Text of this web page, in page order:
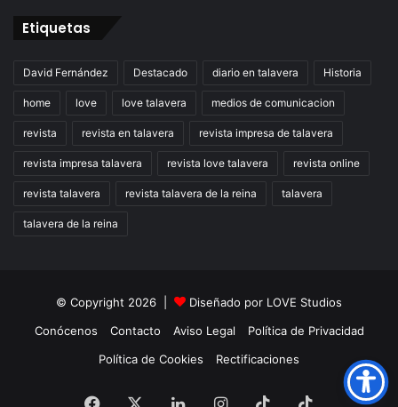
Etiquetas
David Fernández Destacado diario en talavera Historia
home love love talavera medios de comunicacion
revista revista en talavera revista impresa de talavera
revista impresa talavera revista love talavera revista online
revista talavera revista talavera de la reina talavera
talavera de la reina
© Copyright 2026 | Diseñado por LOVE Studios
Conócenos
Contacto Aviso Legal
Política de Privacidad
Política de Cookies
Rectificaciones
Facebook LinkedInInstagram
TikTok